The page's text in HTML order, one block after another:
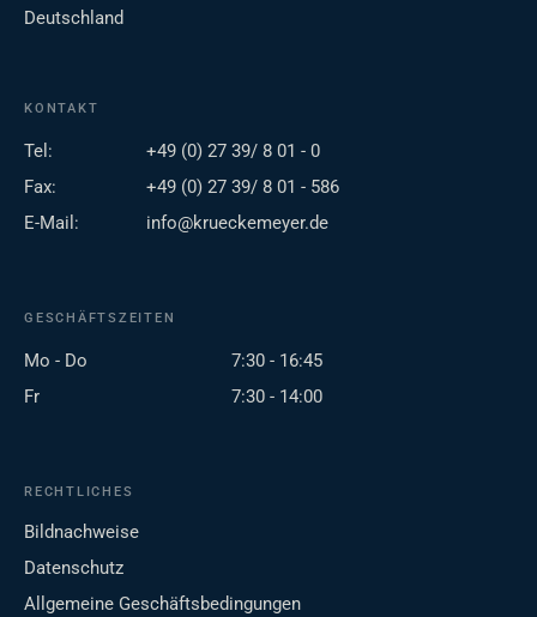
Deutschland
KONTAKT
Tel:
+49 (0) 27 39/ 8 01 - 0
Fax:
+49 (0) 27 39/ 8 01 - 586
E-Mail:
info@krueckemeyer.de
GESCHÄFTSZEITEN
Mo - Do
7:30 - 16:45
Fr
7:30 - 14:00
RECHTLICHES
Bildnachweise
Datenschutz
Allgemeine Geschäftsbedingungen